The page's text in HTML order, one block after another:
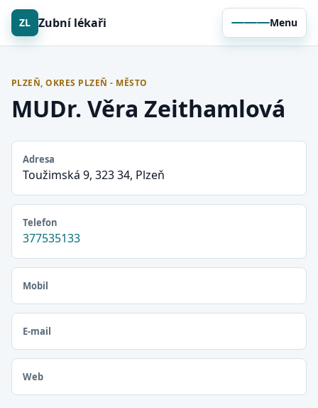
ZL Zubní lékaři Menu
PLZEŇ, OKRES PLZEŇ - MĚSTO
MUDr. Věra Zeithamlová
Adresa
Toužimská 9, 323 34, Plzeň
Telefon
377535133
Mobil
E-mail
Web